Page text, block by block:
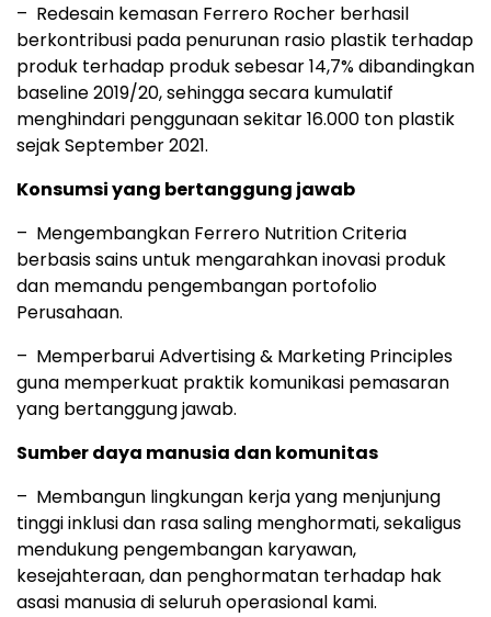
– Redesain kemasan Ferrero Rocher berhasil
berkontribusi pada penurunan rasio plastik terhadap
produk terhadap produk sebesar 14,7% dibandingkan
baseline 2019/20, sehingga secara kumulatif
menghindari penggunaan sekitar 16.000 ton plastik
sejak September 2021.
Konsumsi yang bertanggung jawab
– Mengembangkan Ferrero Nutrition Criteria
berbasis sains untuk mengarahkan inovasi produk
dan memandu pengembangan portofolio
Perusahaan.
– Memperbarui Advertising & Marketing Principles
guna memperkuat praktik komunikasi pemasaran
yang bertanggung jawab.
Sumber daya manusia dan komunitas
– Membangun lingkungan kerja yang menjunjung
tinggi inklusi dan rasa saling menghormati, sekaligus
mendukung pengembangan karyawan,
kesejahteraan, dan penghormatan terhadap hak
asasi manusia di seluruh operasional kami.